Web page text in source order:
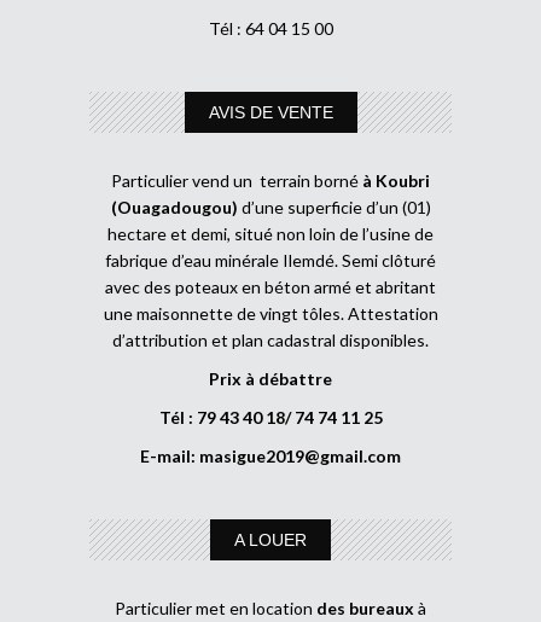
Tél : 64 04 15 00
AVIS DE VENTE
Particulier vend un terrain borné à Koubri
(Ouagadougou) d’une superficie d’un (01)
hectare et demi, situé non loin de l’usine de
fabrique d’eau minérale Ilemdé. Semi clôturé
avec des poteaux en béton armé et abritant
une maisonnette de vingt tôles. Attestation
d’attribution et plan cadastral disponibles.
Prix à débattre
Tél : 79 43 40 18/ 74 74 11 25
E-mail: masigue2019@gmail.com
A LOUER
Particulier met en location des bureaux à